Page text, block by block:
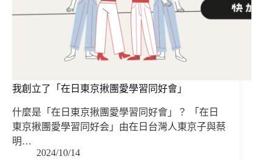
我創立了「在日東京揪團愛學習同好會」
什麼是「在日東京揪團愛學習同好會」？ 「在日
東京揪團愛學習同好会」由在日台灣人東京子與蔡
明…
2024/10/14